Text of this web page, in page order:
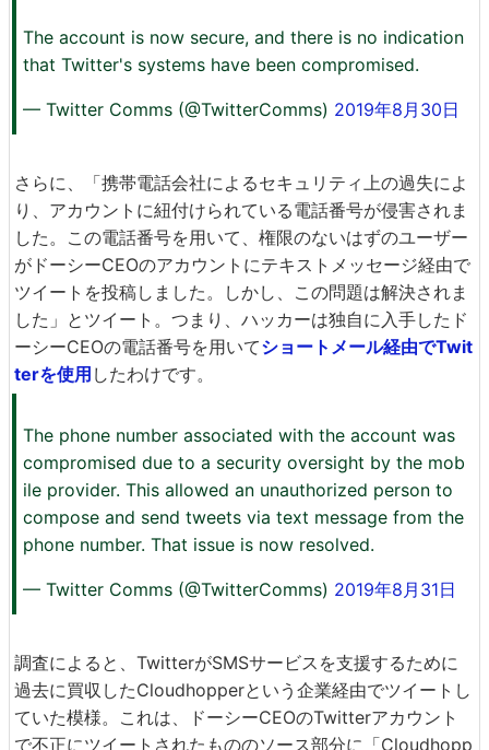
The account is now secure, and there is no indication
that Twitter's systems have been compromised.
— Twitter Comms (@TwitterComms) 2019年8月30日
さらに、「携帯電話会社によるセキュリティ上の過失によ
り、アカウントに紐付けられている電話番号が侵害されま
した。この電話番号を用いて、権限のないはずのユーザー
がドーシーCEOのアカウントにテキストメッセージ経由で
ツイートを投稿しました。しかし、この問題は解決されま
した」とツイート。つまり、ハッカーは独自に入手したド
ーシーCEOの電話番号を用いてショートメール経由でTwit
terを使用 したわけです。
The phone number associated with the account was
compromised due to a security oversight by the mob
ile provider. This allowed an unauthorized person to
compose and send tweets via text message from the
phone number. That issue is now resolved.
— Twitter Comms (@TwitterComms) 2019年8月31日
調査によると、TwitterがSMSサービスを支援するために
過去に買収したCloudhopperという企業経由でツイートし
ていた模様。これは、ドーシーCEOのTwitterアカウント
で不正にツイートされたもののソース部分に「Cloudhopp